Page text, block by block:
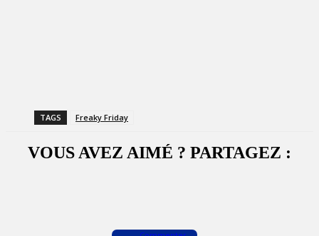
TAGS Freaky Friday
VOUS AVEZ AIMÉ ? PARTAGEZ :